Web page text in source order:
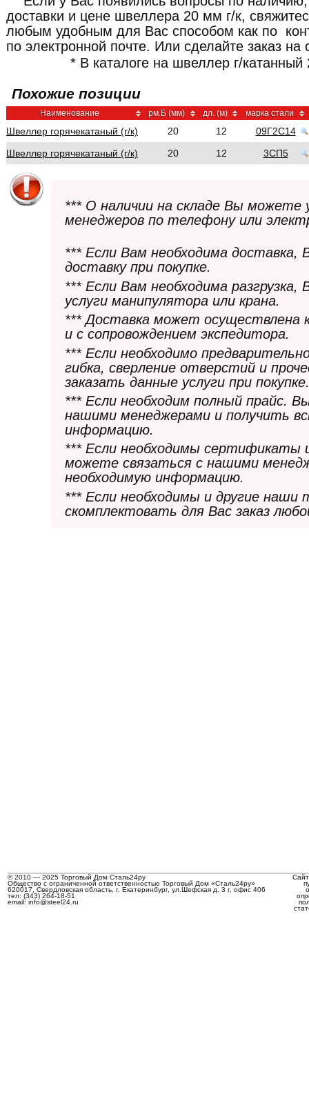
доставки и цене швеллера 20 мм г/к,
любым удобным для Вас способом как по
по электронной почте. Или сделайте заказ на
* В каталоге на швеллер г/
Похожие позиции
Наименование рм.Б (мм) дл. (м) марка стали
Швеллер горячекатаный (г/к) 20 12
09Г2С14
Швеллер горячекатаный (г/к)
20 12 3СП5
*** О наличии на складе Вы можете
менеджеров по телефону или
*** Если Вам необходима
доставку при покупке.
*** Если Вам необходима
услуги манипулятора или крана.
*** Доставка может осуществлена
и с сопровождением экспедитора.
*** Если необходимо
гибка, сверление отверстий и
заказать данные услуги при покупке.
*** Если необходим полный прайс.
нашими менеджерами и получить
информацию.
*** Если необходимы сертификаты
можете связаться с нашими
необходимую информацию.
*** Если необходимы и другие
скомплектовать для Вас заказ
© 2010 — 2025 Торговый Дом Сталь24ру
Общество с ограниченной ответственностью Торговый Дом «Сталь24ру»
620017, Свердловская область, г. Екатеринбург, ул.Шефская д. 3 г, офис 406
тел: (343) 264-18-51
email: info@steel24.ru